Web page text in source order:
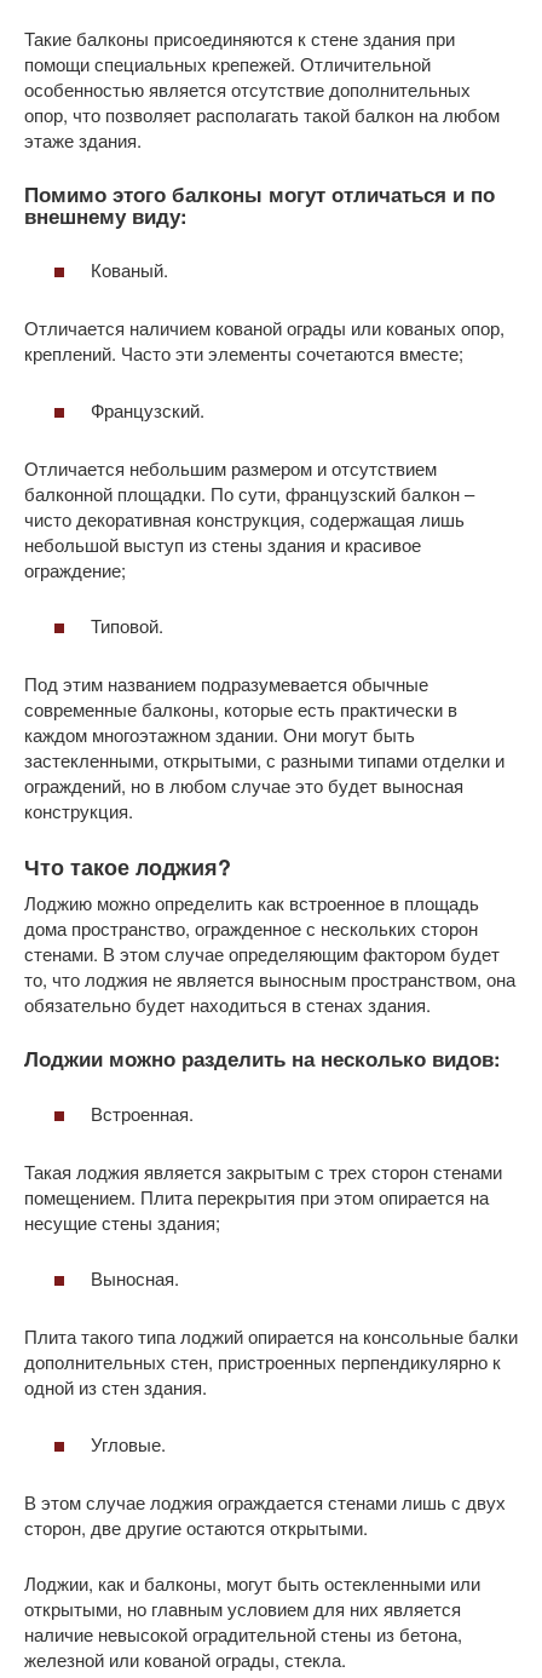
Такие балконы присоединяются к стене здания при
помощи специальных крепежей. Отличительной
особенностью является отсутствие дополнительных
опор, что позволяет располагать такой балкон на любом
этаже здания.
Помимо этого балконы могут отличаться и по
внешнему виду:
Кованый.
Отличается наличием кованой ограды или кованых опор,
креплений. Часто эти элементы сочетаются вместе;
Французский.
Отличается небольшим размером и отсутствием
балконной площадки. По сути, французский балкон –
чисто декоративная конструкция, содержащая лишь
небольшой выступ из стены здания и красивое
ограждение;
Типовой.
Под этим названием подразумевается обычные
современные балконы, которые есть практически в
каждом многоэтажном здании. Они могут быть
застекленными, открытыми, с разными типами отделки и
ограждений, но в любом случае это будет выносная
конструкция.
Что такое лоджия?
Лоджию можно определить как встроенное в площадь
дома пространство, огражденное с нескольких сторон
стенами. В этом случае определяющим фактором будет
то, что лоджия не является выносным пространством, она
обязательно будет находиться в стенах здания.
Лоджии можно разделить на несколько видов:
Встроенная.
Такая лоджия является закрытым с трех сторон стенами
помещением. Плита перекрытия при этом опирается на
несущие стены здания;
Выносная.
Плита такого типа лоджий опирается на консольные балки
дополнительных стен, пристроенных перпендикулярно к
одной из стен здания.
Угловые.
В этом случае лоджия ограждается стенами лишь с двух
сторон, две другие остаются открытыми.
Лоджии, как и балконы, могут быть остекленными или
открытыми, но главным условием для них является
наличие невысокой оградительной стены из бетона,
железной или кованой ограды, стекла.